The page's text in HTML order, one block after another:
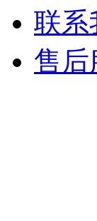
联系
售后